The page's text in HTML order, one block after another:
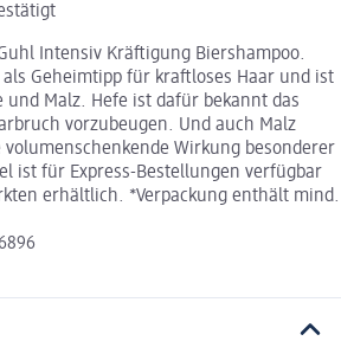
Intensiv Kräftigung Biershampoo.
Geheimtipp für kraftloses Haar und ist
und Malz. Hefe ist dafür bekannt das
vorzubeugen. Und auch Malz
Wirkung besonderer
ist für Express-Bestellungen verfügbar
erhältlich. *Verpackung enthält mind.